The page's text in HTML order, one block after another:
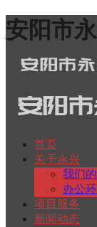
安阳市
首页
关于永兴
我们
办公
项目服务
新闻动态